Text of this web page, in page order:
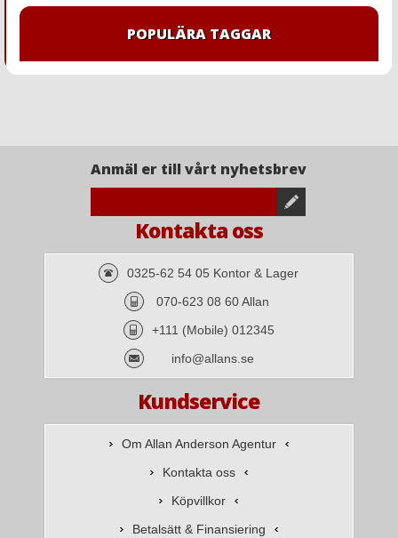
POPULÄRA TAGGAR
Anmäl er till vårt nyhetsbrev
Kontakta oss
0325-62 54 05 Kontor & Lager
070-623 08 60 Allan
+111 (Mobile) 012345
info@allans.se
Kundservice
Om Allan Anderson Agentur
Kontakta oss
Köpvillkor
Betalsätt & Finansiering